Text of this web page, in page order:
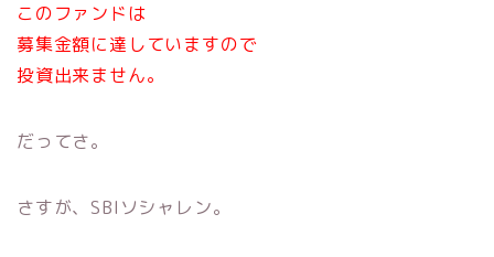
このファンドは
募集金額に達していますので
投資出来ません。
だってさ。
さすが、SBIソシャレン。